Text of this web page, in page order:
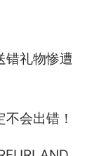
错礼物惨遭
会出错！